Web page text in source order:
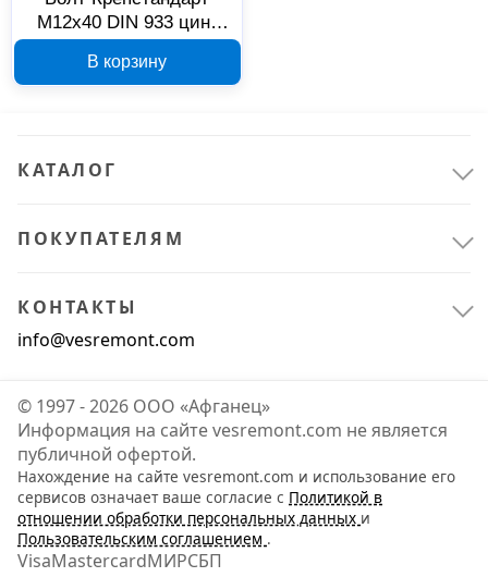
Крепёж 3
Метизы
M12x40 DIN 933 цинк
В корзину
КАТАЛОГ
ПОКУПАТЕЛЯМ
КОНТАКТЫ
info@vesremont.com
© 1997 - 2026 ООО «Афганец»
Информация на сайте vesremont.com не является
публичной офертой.
Нахождение на сайте vesremont.com и использование его
сервисов означает ваше согласие с Политикой в
отношении обработки персональных данных и
Пользовательским соглашением .
VisaMastercardМИРСБП